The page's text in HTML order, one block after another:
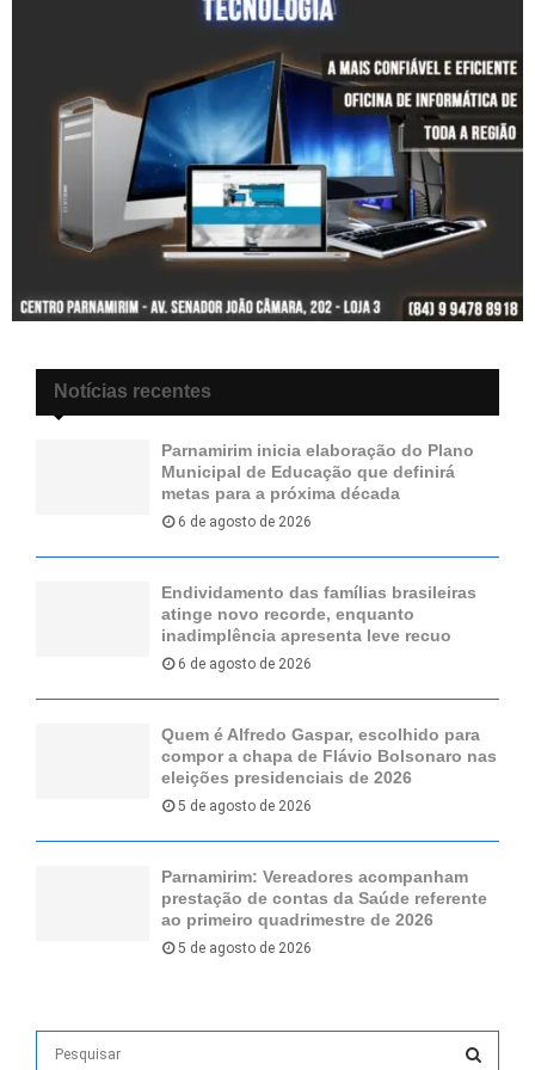
Notícias recentes
Parnamirim inicia elaboração do Plano
Municipal de Educação que definirá
metas para a próxima década
6 de agosto de 2026
Endividamento das famílias brasileiras
atinge novo recorde, enquanto
inadimplência apresenta leve recuo
6 de agosto de 2026
Quem é Alfredo Gaspar, escolhido para
compor a chapa de Flávio Bolsonaro nas
eleições presidenciais de 2026
5 de agosto de 2026
Parnamirim: Vereadores acompanham
prestação de contas da Saúde referente
ao primeiro quadrimestre de 2026
5 de agosto de 2026